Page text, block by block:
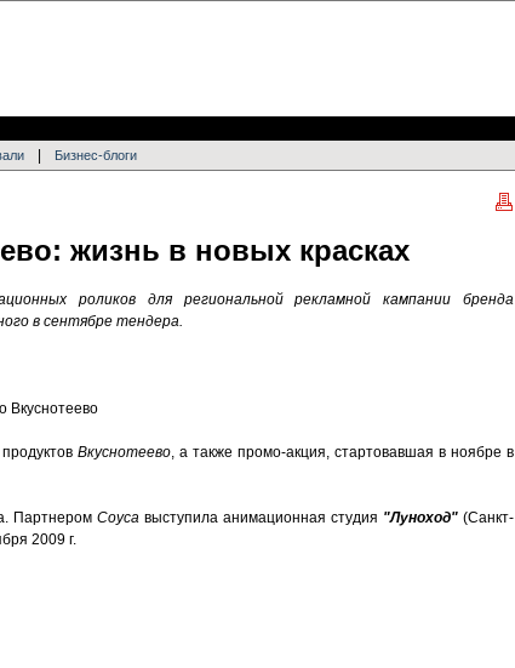
Бизнес-блоги
жизнь в новых красках
роликов для региональной рекламной кампании бренда
в сентябре тендера.
Вкуснотеево, а также промо-акция, стартовавшая в ноябре в
Партнером Соуса выступила анимационная студия "Луноход" (Санкт-
2009 г.